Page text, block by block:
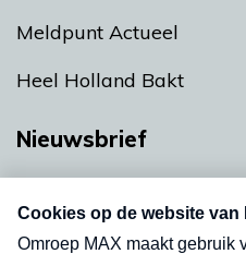
Meldpunt Actueel
Heel Holland Bakt
Nieuwsbrief
nieuwsbrief. Elke
uw mailbox.